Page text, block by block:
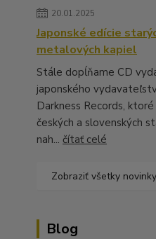
20.01.2025
Japonské edície
metalových kapiel
Stále dopĺňame CD
japonského
Darkness Records,
českých a slovenských
nah... čítať celé
Zobraziť všetky novinky
Blog